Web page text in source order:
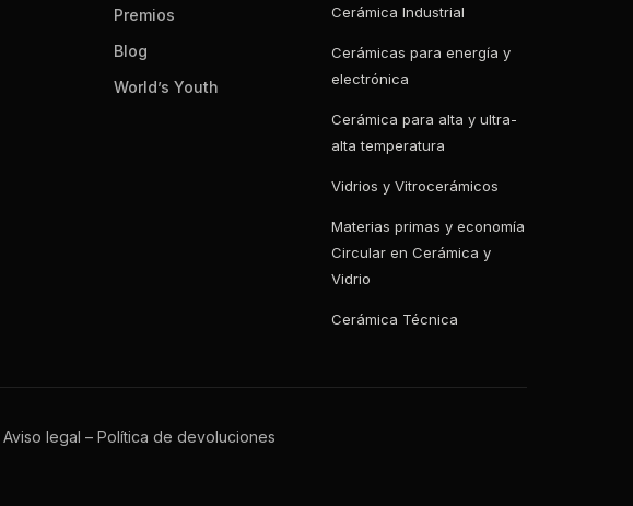
Premios
Blog
World’s Youth
Cerámica Industrial
Cerámicas para energía y
electrónica
Cerámica para alta y ultra-
alta temperatura
Vidrios y Vitrocerámicos
Materias primas y economía
Circular en Cerámica y
Vidrio
Cerámica Técnica
Aviso legal – Política de devoluciones